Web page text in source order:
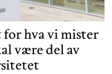
hva vi mister
være del av